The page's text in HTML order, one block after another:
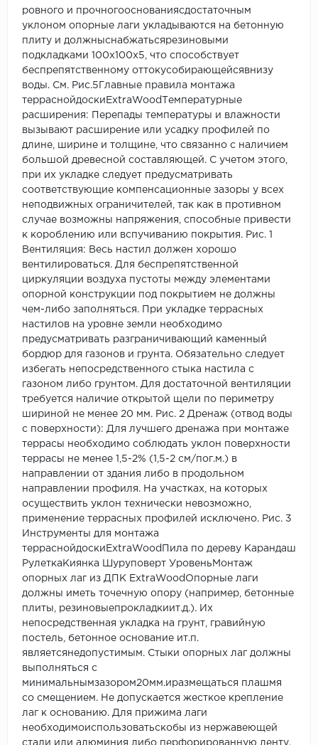
ровного и прочногооснованиясдостаточным
уклоном опорные лаги укладываются на бетонную
плиту и должныснабжатьсярезиновыми
подкладками 100х100х5, что способствует
беспрепятственному оттокусобирающейсявнизу
воды. См. Рис.5Главные правила монтажа
терраснойдоскиExtraWoodТемпературные
расширения: Перепады температуры и влажности
вызывают расширение или усадку профилей по
длине, ширине и толщине, что связанно с наличием
большой древесной составляющей. С учетом этого,
при их укладке следует предусматривать
соответствующие компенсационные зазоры у всех
неподвижных ограничителей, так как в противном
случае возможны напряжения, способные привести
к короблению или вспучиванию покрытия. Рис. 1
Вентиляция: Весь настил должен хорошо
вентилироваться. Для беспрепятственной
циркуляции воздуха пустоты между элементами
опорной конструкции под покрытием не должны
чем-либо заполняться. При укладке террасных
настилов на уровне земли необходимо
предусматривать разграничивающий каменный
бордюр для газонов и грунта. Обязательно следует
избегать непосредственного стыка настила с
газоном либо грунтом. Для достаточной вентиляции
требуется наличие открытой щели по периметру
шириной не менее 20 мм. Рис. 2 Дренаж (отвод воды
с поверхности): Для лучшего дренажа при монтаже
террасы необходимо соблюдать уклон поверхности
террасы не менее 1,5-2% (1,5-2 см/пог.м.) в
направлении от здания либо в продольном
направлении профиля. На участках, на которых
осуществить уклон технически невозможно,
применение террасных профилей исключено. Рис. 3
Инструменты для монтажа
терраснойдоскиExtraWoodПила по дереву Карандаш
РулеткаКиянка Шуруповерт УровеньМонтаж
опорных лаг из ДПК ExtraWoodОпорные лаги
должны иметь точечную опору (например, бетонные
плиты, резиновыепрокладкиит.д.). Их
непосредственная укладка на грунт, гравийную
постель, бетонное основание ит.п.
являетсянедопустимым. Стыки опорных лаг должны
выполняться с
минимальнымзазором20мм.иразмещаться плашмя
со смещением. Не допускается жесткое крепление
лаг к основанию. Для прижима лаги
необходимоиспользоватьскобы из нержавеющей
стали или алюминия либо перфорированную ленту.